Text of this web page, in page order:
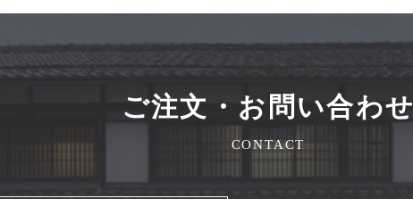
ご注文・お問い合わせ
CONTACT